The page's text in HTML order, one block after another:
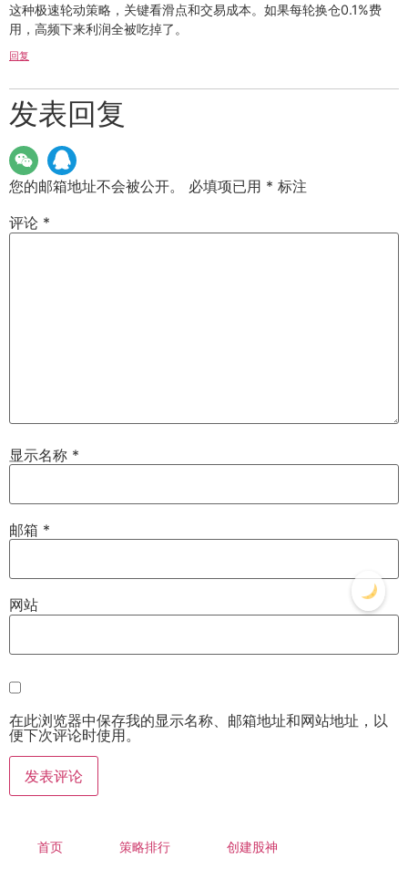
这种极速轮动策略，关键看滑点和交易成本。如果每轮换仓0.1%费
用，高频下来利润全被吃掉了。
回复
发表回复
您的邮箱地址不会被公开。 必填项已用 * 标注
评论 *
显示名称 *
邮箱 *
网站
在此浏览器中保存我的显示名称、邮箱地址和网站地址，以
便下次评论时使用。
首页 策略排行 创建股神